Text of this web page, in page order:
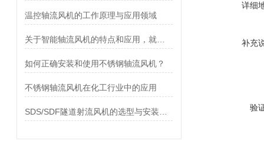
温控轴流风机的工作原理与应用领域
如何正确安装和使用不锈钢轴流风机？
不锈钢轴流风机在化工行业中的应用
详细
补充
验